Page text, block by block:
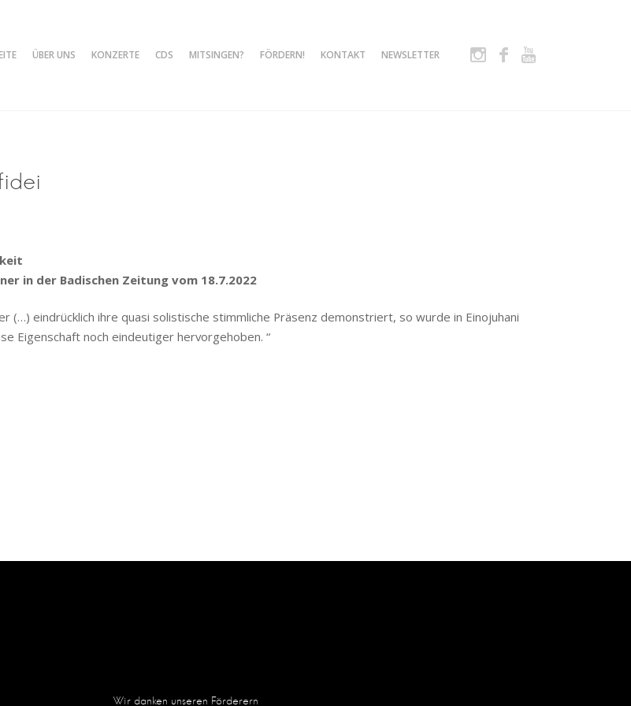
ÜBER UNS KONZERTE CDS MITSINGEN? FÖRDERN! KONTAKT NEWSLETTER Instagram
Facebook
in der Badischen Zeitung vom 18.7.2022
(…) eindrücklich ihre quasi solistische stimmliche Präsenz demonstriert, so wurde in Einojuhani
Eigenschaft noch eindeutiger hervorgehoben. “
Wir danken unseren Förderern